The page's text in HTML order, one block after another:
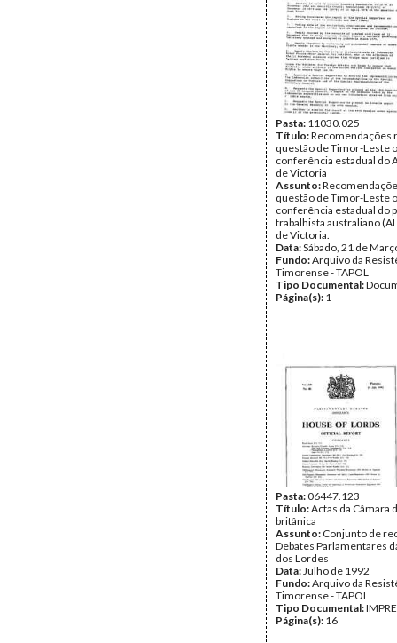
Pasta: 11030.025
Título:Recomendações
questão de Timor-Leste
conferência estadual do
de Victoria
Assunto:
questão de Timor-Leste
conferência estadual do
trabalhista australiano
de Victoria.
Data:Sábado, 21 de
Fundo:Arquivo da
Timorense - TAPOL
Tipo Documental:
Página(s): 1
Pasta:06447.123
Título:Actas da Câmara
britânica
Assunto: Conjunto de
Debates Parlamentares
dos Lordes
Data:Julho de 1992
Fundo:Arquivo da
Timorense - TAPOL
Tipo Documental:
Página(s): 16